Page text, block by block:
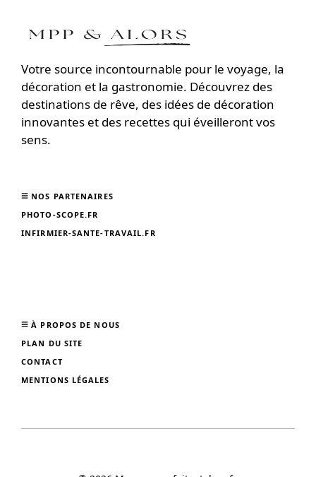
Votre source incontournable pour le voyage, la
décoration et la gastronomie. Découvrez des
destinations de rêve, des idées de décoration
innovantes et des recettes qui éveilleront vos
sens.
NOS PARTENAIRES
PHOTO-SCOPE.FR
INFIRMIER-SANTE-TRAVAIL.FR
À PROPOS DE NOUS
PLAN DU SITE
CONTACT
MENTIONS LÉGALES